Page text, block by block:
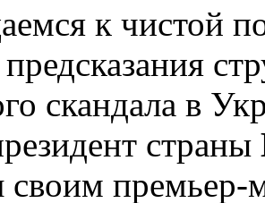
к чистой
скандала в
страны
своим